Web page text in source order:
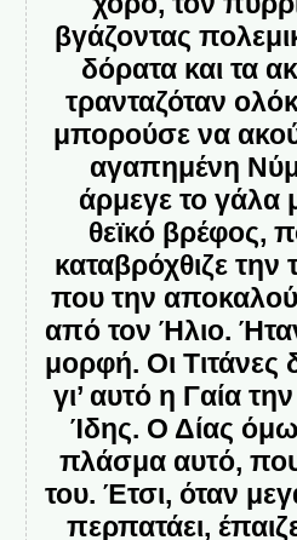
βγάζοντας
δόρατα και τα
τρανταζόταν
μπορούσε να
αγαπημένη
άρμεγε το γάλα
θεϊκό βρέφος,
καταβρόχθιζε
που την
από τον Ήλιο.
μορφή. Οι Τιτάνες
γι’ αυτό η Γαία
Ίδης. Ο Δίας
πλάσμα αυτό,
του. Έτσι, όταν
περπατάει,